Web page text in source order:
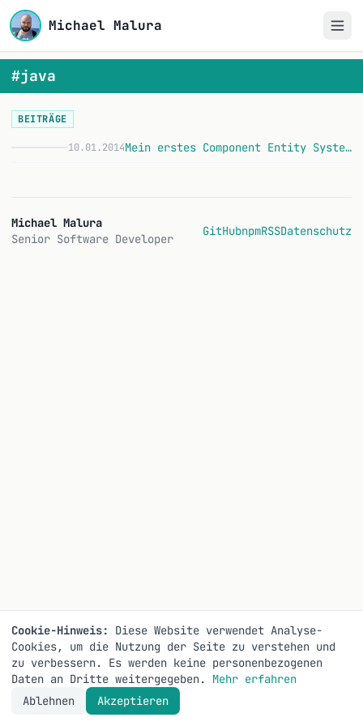
Michael Malura
#java
BEITRÄGE
10.01.2014 Mein erstes Component Entity System in Java
Michael Malura
Senior Software Developer
GitHubnpmRSSDatenschutz
Cookie-Hinweis:
Diese Website verwendet Analyse-
Cookies, um die Nutzung der Seite zu verstehen und
zu verbessern. Es werden keine personenbezogenen
Daten an Dritte weitergegeben. Mehr erfahren
Ablehnen
Akzeptieren